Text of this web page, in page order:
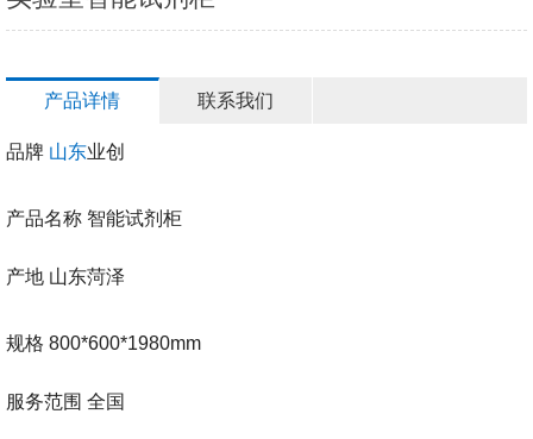
产品详情 联系我们
品牌 山东业创
产品名称 智能试剂柜
产地 山东菏泽
规格 800*600*1980mm
服务范围 全国